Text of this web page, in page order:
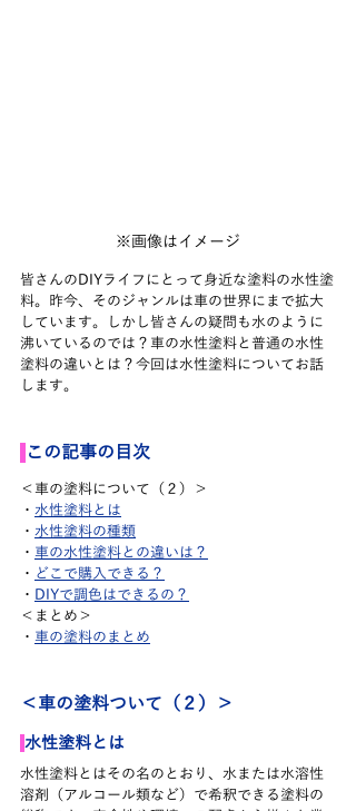
※画像はイメージ
皆さんのDIYライフにとって身近な塗料の水性塗
料。昨今、そのジャンルは車の世界にまで拡大
しています。しかし皆さんの疑問も水のように
沸いているのでは？車の水性塗料と普通の水性
塗料の違いとは？今回は水性塗料についてお話
します。
この記事の目次
＜車の塗料について（２）＞
・ 水性塗料とは
・ 水性塗料の種類
・ 車の水性塗料との違いは？
・ どこで購入できる？
・ DIYで調色はできるの？
＜まとめ＞
・ 車の塗料のまとめ
＜車の塗料ついて（２）＞
水性塗料とは
水性塗料とはその名のとおり、水または水溶性
溶剤（アルコール類など）で希釈できる塗料の